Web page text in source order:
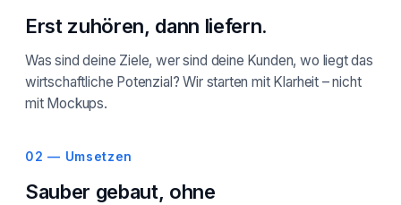
Erst zuhören, dann liefern.
Was sind deine Ziele, wer sind deine Kunden, wo liegt das
wirtschaftliche Potenzial? Wir starten mit Klarheit – nicht
mit Mockups.
02 — Umsetzen
Sauber gebaut, ohne